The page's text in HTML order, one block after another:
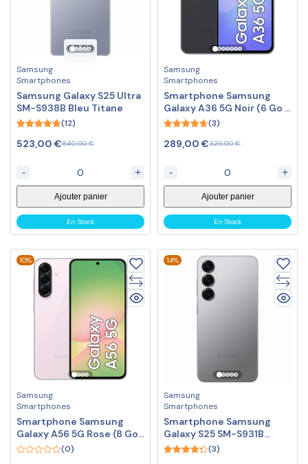
00:00
Samsung
Smartphones
Samsung Galaxy S25 Ultra
SM-S938B Bleu Titane
out of 5
(12)
840,00€
523,00 €
- +
Ajouter panier
En Stock
Samsung
Smartphones
Smartphone Samsung
Galaxy A36 5G Noir (6 Go /
128 Go)
out of 5
(3)
329,00€
289,00 €
- +
Ajouter panier
En Stock
10%
Samsung
Smartphones
Smartphone Samsung
Galaxy A56 5G Rose (8 Go /
128 Go)
(0)
14%
Samsung
Smartphones
Smartphone Samsung
Galaxy S25 SM-S931B
Gris(12 Go / 128 Go)
(3)